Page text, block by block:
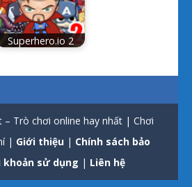
Superhero.io 2
– Trò chơi online hay nhất | Chơi
| Giới thiệu| Chính sách bảo
khoản sử dụng | Liên hệ